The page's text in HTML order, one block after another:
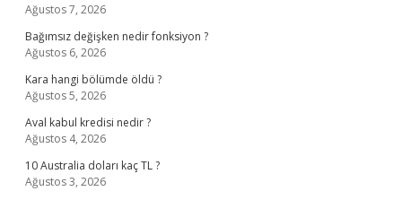
Ağustos 7, 2026
Bağımsız değişken nedir fonksiyon ?
Ağustos 6, 2026
Kara hangi bölümde öldü ?
Ağustos 5, 2026
Aval kabul kredisi nedir ?
Ağustos 4, 2026
10 Australia doları kaç TL ?
Ağustos 3, 2026